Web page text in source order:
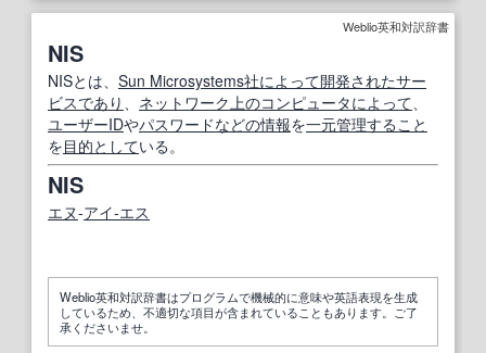
Weblio英和対訳辞書
NIS
NISとは、 Sun Microsystems社によって開発されたサー
ビスであり ネットワーク 上のコンピュータによって
ユーザーIDやパスワードなどの情報を一元管理すること
を目的としている。
NIS
エヌ‐アイ‐エス
Weblio英和対訳辞書はプログラムで機械的に意味や英語表現を生成
しているため、不適切な項目が含まれていることもあります。ご了
承くださいませ。